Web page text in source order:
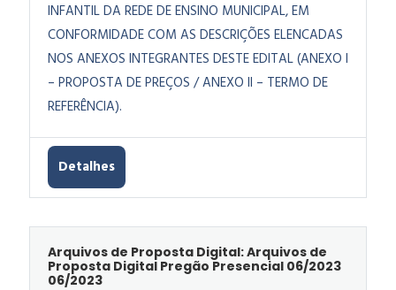
INFANTIL DA REDE DE ENSINO MUNICIPAL, EM
CONFORMIDADE COM AS DESCRIÇÕES ELENCADAS
NOS ANEXOS INTEGRANTES DESTE EDITAL (ANEXO I
– PROPOSTA DE PREÇOS / ANEXO II – TERMO DE
REFERÊNCIA).
Detalhes
Arquivos de Proposta Digital: Arquivos de
Proposta Digital Pregão Presencial 06/2023
06/2023